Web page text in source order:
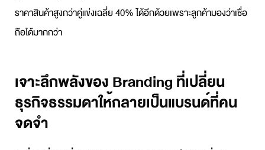
ราคาสินค้าสูงกว่าคู่แข่งเฉลี่ย 40% ได้อีกด้วยเพราะลูกค้ามองว่าเชื่อ
ถือได้มากกว่า
เจาะลึกพลังของ Branding ที่เปลี่ยน
ธุรกิจธรรมดาให้กลายเป็นแบรนด์ที่คน
จดจำ